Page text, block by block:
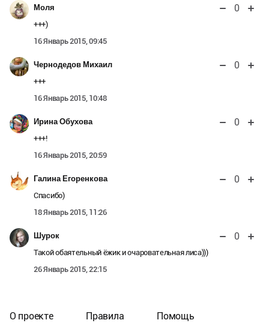
Моля 0
+++)
16 Январь 2015, 09:45
Чернодедов Михаил 0
+++
16 Январь 2015, 10:48
Ирина Обухова 0
+++!
16 Январь 2015, 20:59
Галина Егоренкова 0
Спасибо)
18 Январь 2015, 11:26
Шурок 0
Такой обаятельный ёжик и очаровательная лиса)))
26 Январь 2015, 22:15
О проекте Правила Помощь